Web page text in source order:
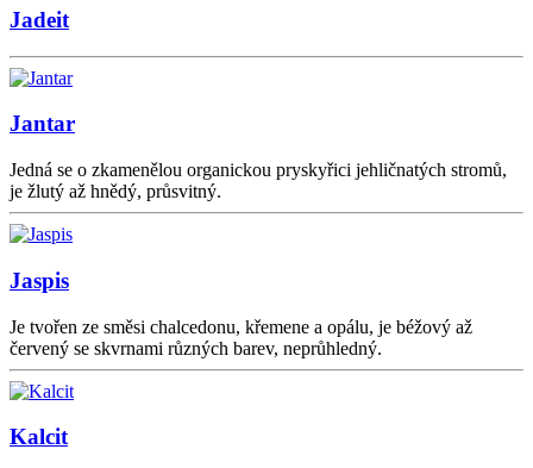
Jadeit
Jantar
Jedná se o zkamenělou organickou pryskyřici jehličnatých stromů,
je žlutý až hnědý, průsvitný.
Jaspis
Je tvořen ze směsi chalcedonu, křemene a opálu, je béžový až
červený se skvrnami různých barev, neprůhledný.
Kalcit